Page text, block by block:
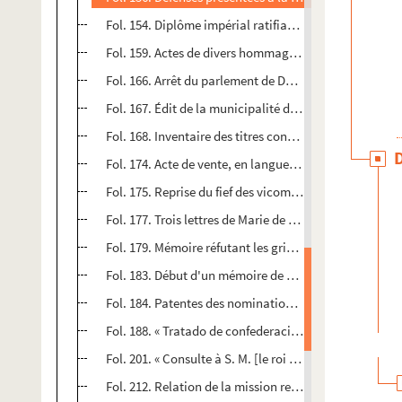
Fol. 154. Diplôme impérial ratifiant l'acquisition faite
Fol. 159. Actes de divers hommages prêtés aux
Fol. 166. Arrêt du parlement de Dole contre le refus
Fol. 167. Édit de la municipalité de Besançon
Fol. 168. Inventaire des titres concernant la vicomté
Fol. 174. Acte de vente, en langue latine, d'une
Fol. 175. Reprise du fief des vicomté et ancienne
Fol. 177. Trois lettres de Marie de Bourgogne à la
Fol. 179. Mémoire réfutant les griefs articulés par la
Fol. 183. Début d'un mémoire de Jules Chiflet sur
Fol. 184. Patentes des nominations par le
Fol. 188. « Tratado de confederacion... entre el
Fol. 201. « Consulte à S. M. [le roi d'Espagne
Fol. 212. Relation de la mission remplie à Madrid